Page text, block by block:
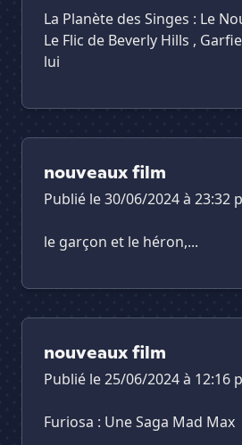
La Planète des Singes : Le
Le Flic de Beverly Hills ,
lui
nouveaux film
Publié le 30/06/2024 à 23:32
le garçon et le héron,...
nouveaux film
Publié le 25/06/2024 à 12:16
Furiosa : Une Saga Mad Max